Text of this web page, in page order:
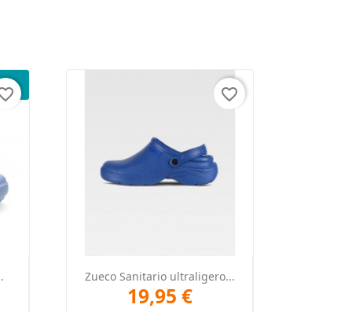
Vista rápida
Zueco Sanitario ultraligero...
19,95 €
favorite_border